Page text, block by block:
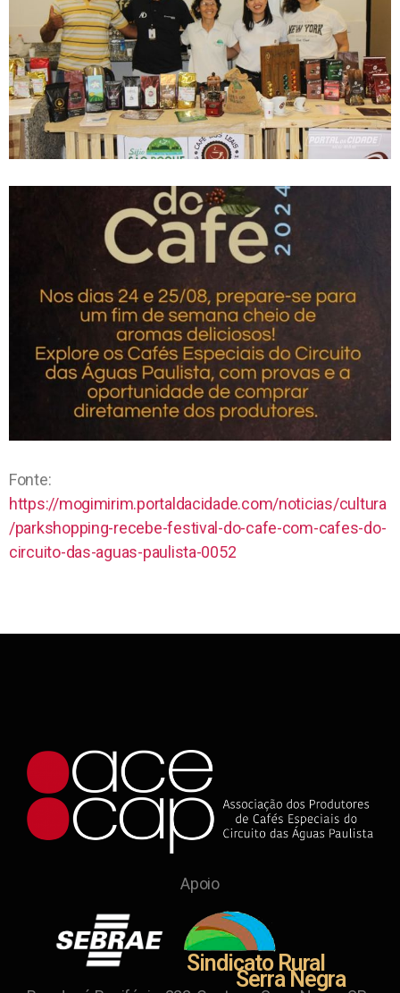
Fonte:
https://mogimirim.portaldacidade.com/noticias/cultura
/parkshopping-recebe-festival-do-cafe-com-cafes-do-
circuito-das-aguas-paulista-0052
Apoio
Sindicato Rural
Serra Negra